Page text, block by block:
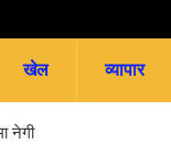
खेल व्यापार
नेगी